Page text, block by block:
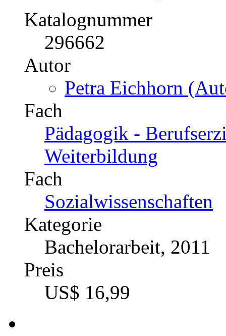
Katalognummer
296662
Autor
Petra Eichhorn
Fach
Pädagogik -
Weiterbildung
Fach
Sozialwissenschaften
Kategorie
Bachelorarbeit, 2011
Preis
US$ 16,99